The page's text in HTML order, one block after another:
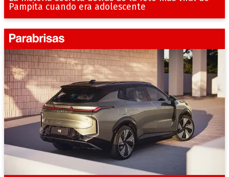
Pampita cuando era adolescente